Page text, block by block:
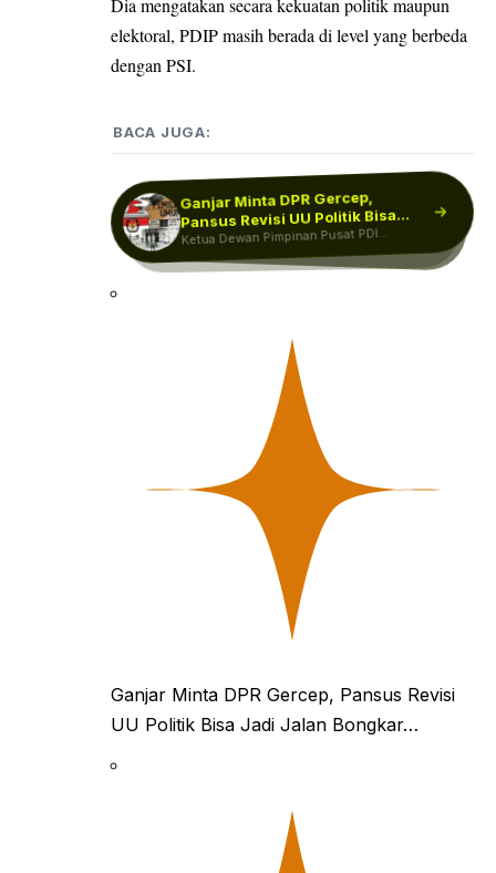
elektoral, PDIP masih berada di level yang berbeda
dengan PSI.
BACA JUGA:
Ganjar Minta DPR Gercep,
Pansus Revisi UU Politik Bisa
Jadi…
Ketua Dewan Pimpinan Pusat PDI
Perjuangan (DPP PDIP) Ganjar Pranowo
mendesak DPR…
Kontrol terhadap Pemerintah
Hilang: Oposisi Mandul, LSM
hingga Pengamat Ditekan
Pakar Hukum Tata Negara Denny
Indrayana mengungkapkan dua alasan
utama yang mendorongnya…
PDIP Dorong RUU Perampasan
Aset Galak, Tersangka Kabur
Anggota Komisi III DPR RI Nasyirul Falah
Amru mengatakan Rancangan Undang-
Ganjar Minta DPR Gercep, Pansus Revisi
UU Politik Bisa Jadi Jalan Bongkar…